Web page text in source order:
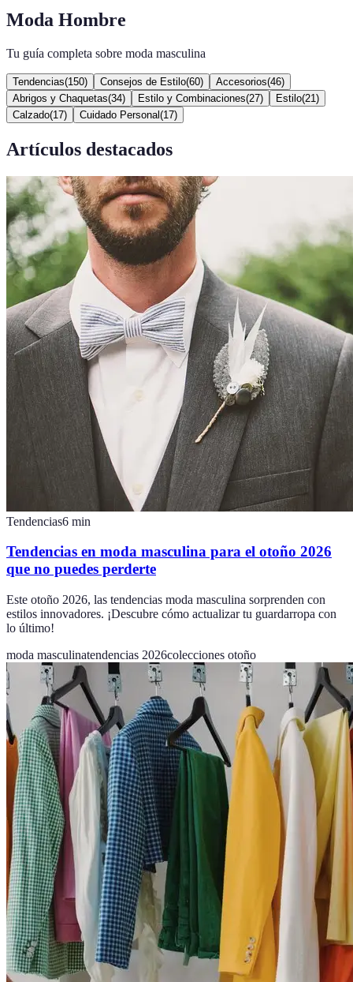
Moda Hombre
Tu guía completa sobre moda masculina
Tendencias(150) Consejos de Estilo(60) Accesorios(46)
Abrigos y Chaquetas(34) Estilo y Combinaciones(27) Estilo(21 )
Calzado(17) Cuidado Personal (17)
Artículos destacados
Tendencias6 min
Tendencias en moda masculina para el otoño 2026
que no puedes perderte
Este otoño 2026, las tendencias moda masculina sorprenden con
estilos innovadores. ¡Descubre cómo actualizar tu guardarropa con
lo último!
moda masculinatendencias 2026colecciones otoño